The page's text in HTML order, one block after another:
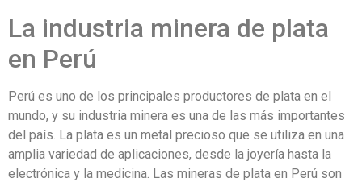
La industria minera de plata
en Perú
Perú es uno de los principales productores de plata en el
mundo, y su industria minera es una de las más importantes
del país. La plata es un metal precioso que se utiliza en una
amplia variedad de aplicaciones, desde la joyería hasta la
electrónica y la medicina. Las mineras de plata en Perú son